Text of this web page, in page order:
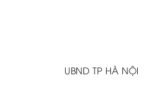
UBND TP HÀ NỘI